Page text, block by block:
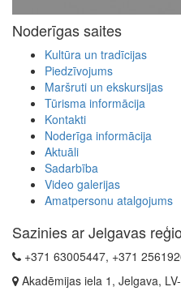
Noderīgas saites
Kultūra un tradīcijas
Piedzīvojums
Maršruti un ekskursijas
Tūrisma informācija
Kontakti
Noderīga informācija
Aktuāli
Sadarbība
Video galerijas
Amatpersonu atalgojums
Sazinies ar Jelgavas
+371 63005447, +371
Akadēmijas iela 1, Jelgava,